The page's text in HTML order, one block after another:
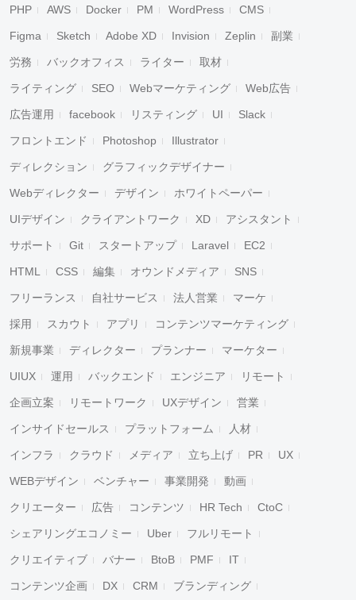
PHP AWS Docker PM WordPress CMS
Figma Sketch Adobe XD Invision Zeplin 副業
労務 バックオフィス ライター 取材
ライティング SEO Webマーケティング Web広告
広告運用 facebook リスティング UI Slack
フロントエンド Photoshop Illustrator
ディレクション グラフィックデザイナー
Webディレクター デザイン ホワイトペーパー
UIデザイン クライアントワーク XD アシスタント
サポート Git スタートアップ Laravel EC2
HTML CSS 編集 オウンドメディア SNS
フリーランス 自社サービス 法人営業 マーケ
採用 スカウト アプリ コンテンツマーケティング
新規事業 ディレクター プランナー マーケター
UIUX 運用 バックエンド エンジニア リモート
企画立案 リモートワーク UXデザイン 営業
インサイドセールス プラットフォーム 人材
インフラ クラウド メディア 立ち上げ PR UX
WEBデザイン ベンチャー 事業開発 動画
クリエーター 広告 コンテンツ HR Tech CtoC
シェアリングエコノミー Uber フルリモート
クリエイティブ バナー BtoB PMF IT
コンテンツ企画 DX CRM ブランディング